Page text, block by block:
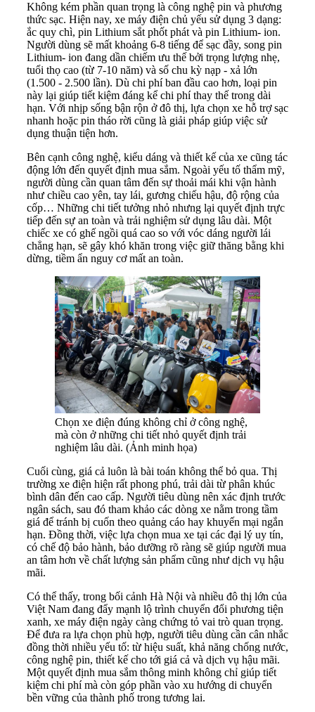
Không kém phần quan trọng là công nghệ pin và phương
thức sạc. Hiện nay, xe máy điện chủ yếu sử dụng 3 dạng:
ắc quy chì, pin Lithium sắt phốt phát và pin Lithium- ion.
Người dùng sẽ mất khoảng 6-8 tiếng để sạc đầy, song pin
Lithium- ion đang dần chiếm ưu thế bởi trọng lượng nhẹ,
tuổi thọ cao (từ 7-10 năm) và số chu kỳ nạp - xả lớn
(1.500 - 2.500 lần). Dù chi phí ban đầu cao hơn, loại pin
này lại giúp tiết kiệm đáng kể chi phí thay thế trong dài
hạn. Với nhịp sống bận rộn ở đô thị, lựa chọn xe hỗ trợ sạc
nhanh hoặc pin tháo rời cũng là giải pháp giúp việc sử
dụng thuận tiện hơn.
Bên cạnh công nghệ, kiểu dáng và thiết kế của xe cũng tác
động lớn đến quyết định mua sắm. Ngoài yếu tố thẩm mỹ,
người dùng cần quan tâm đến sự thoải mái khi vận hành
như chiều cao yên, tay lái, gương chiếu hậu, độ rộng của
cốp… Những chi tiết tưởng nhỏ nhưng lại quyết định trực
tiếp đến sự an toàn và trải nghiệm sử dụng lâu dài. Một
chiếc xe có ghế ngồi quá cao so với vóc dáng người lái
chẳng hạn, sẽ gây khó khăn trong việc giữ thăng bằng khi
dừng, tiềm ẩn nguy cơ mất an toàn.
Chọn xe điện đúng không chỉ ở công nghệ,
mà còn ở những chi tiết nhỏ quyết định trải
nghiệm lâu dài. (Ảnh minh họa)
Cuối cùng, giá cả luôn là bài toán không thể bỏ qua. Thị
trường xe điện hiện rất phong phú, trải dài từ phân khúc
bình dân đến cao cấp. Người tiêu dùng nên xác định trước
ngân sách, sau đó tham khảo các dòng xe nằm trong tầm
giá để tránh bị cuốn theo quảng cáo hay khuyến mại ngắn
hạn. Đồng thời, việc lựa chọn mua xe tại các đại lý uy tín,
có chế độ bảo hành, bảo dưỡng rõ ràng sẽ giúp người mua
an tâm hơn về chất lượng sản phẩm cũng như dịch vụ hậu
mãi.
Có thể thấy, trong bối cảnh Hà Nội và nhiều đô thị lớn của
Việt Nam đang đẩy mạnh lộ trình chuyển đổi phương tiện
xanh, xe máy điện ngày càng chứng tỏ vai trò quan trọng.
Để đưa ra lựa chọn phù hợp, người tiêu dùng cần cân nhắc
đồng thời nhiều yếu tố: từ hiệu suất, khả năng chống nước,
công nghệ pin, thiết kế cho tới giá cả và dịch vụ hậu mãi.
Một quyết định mua sắm thông minh không chỉ giúp tiết
kiệm chi phí mà còn góp phần vào xu hướng di chuyển
bền vững của thành phố trong tương lai.